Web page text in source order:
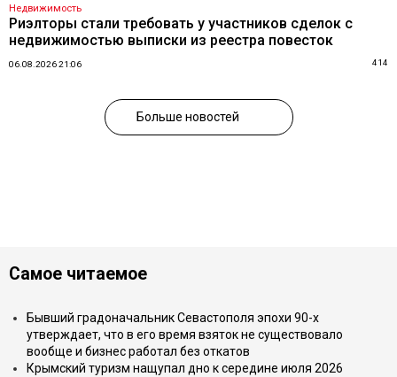
Недвижимость
Риэлторы стали требовать у участников сделок с
недвижимостью выписки из реестра повесток
06.08.2026 21:06 414
Больше новостей
Самое читаемое
Бывший градоначальник Севастополя эпохи 90-х
утверждает, что в его время взяток не существовало
вообще и бизнес работал без откатов
Крымский туризм нащупал дно к середине июля 2026